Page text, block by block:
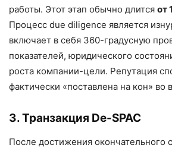
работы. Этот этап обычно длится от
Процесс due diligence является
включает в себя 360-градусную
показателей, юридического
роста компании-цели. Репутация
фактически «поставлена на кон» во
3. Транзакция De-SPAC
После достижения окончательного